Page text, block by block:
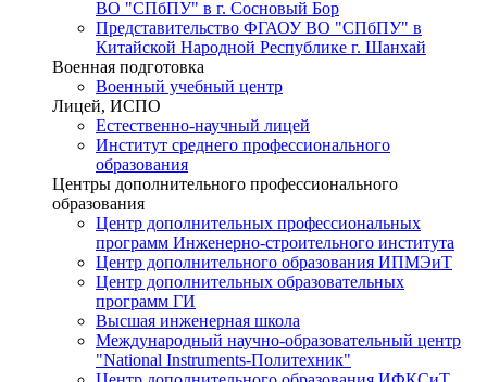
ВО "СПбПУ" в г. Сосновый Бор
Представительство ФГАОУ ВО "СПбПУ" в
Китайской Народной Республике г. Шанхай
Военная подготовка
Военный учебный центр
Лицей, ИСПО
Естественно-научный лицей
Институт среднего профессионального
образования
Центры дополнительного профессионального
образования
Центр дополнительных профессиональных
программ Инженерно-строительного института
Центр дополнительного образования ИПМЭиТ
Центр дополнительных образовательных
программ ГИ
Высшая инженерная школа
Международный научно-образовательный центр
"National Instruments-Политехник"